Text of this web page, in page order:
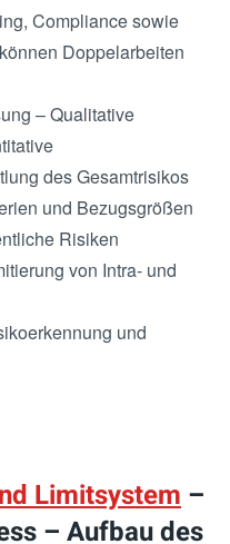
Compliance sowie
Doppelarbeiten
– Qualitative
des Gesamtrisikos
und Bezugsgrößen
Risiken
von Intra- und
und
Limitsystem –
– Aufbau des